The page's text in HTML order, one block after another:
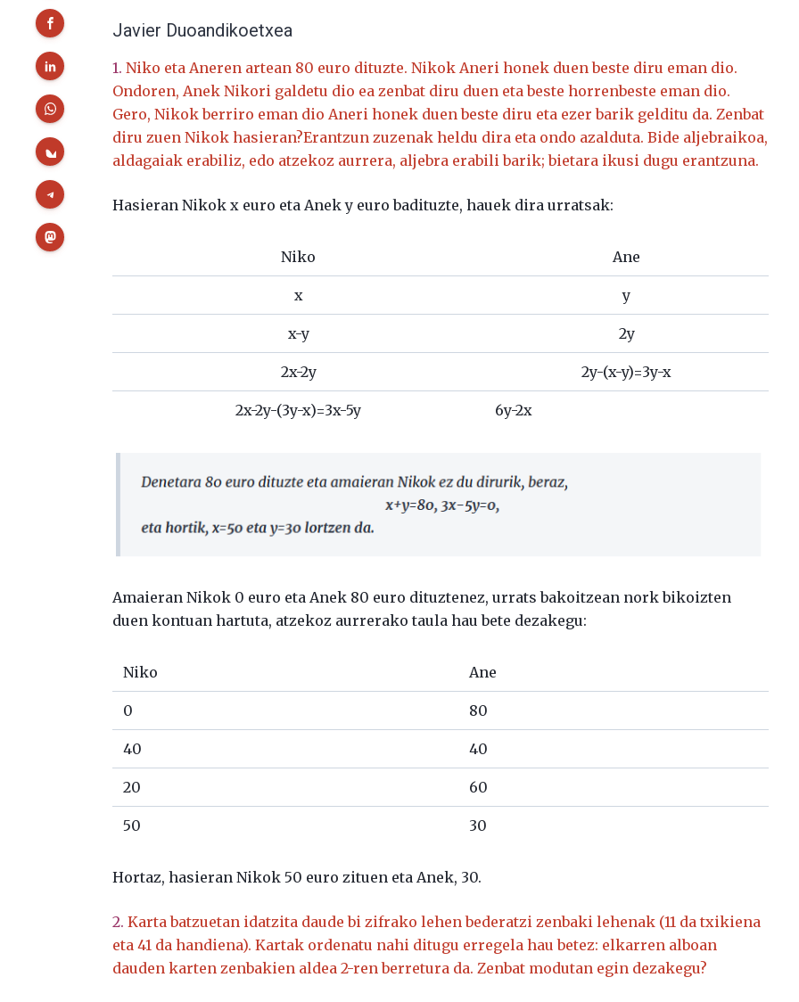
Javier Duoandikoetxea
1. Niko eta Aneren artean 80 euro dituzte. Nikok Aneri honek duen beste diru eman dio.
Ondoren, Anek Nikori galdetu dio ea zenbat diru duen eta beste horrenbeste eman dio.
Gero, Nikok berriro eman dio Aneri honek duen beste diru eta ezer barik gelditu da. Zenbat
diru zuen Nikok hasieran?Erantzun zuzenak heldu dira eta ondo azalduta. Bide aljebraikoa,
aldagaiak erabiliz, edo atzekoz aurrera, aljebra erabili barik; bietara ikusi dugu erantzuna.
Hasieran Nikok x euro eta Anek y euro badituzte, hauek dira urratsak:
Niko Ane
x y
x-y 2y
2x-2y 2y-(x-y)=3y-x
2x-2y-(3y-x)=3x-5y 6y-2x
Amaieran Nikok 0 euro eta Anek 80 euro dituztenez, urrats bakoitzean nork bikoizten
duen kontuan hartuta, atzekoz aurrerako taula hau bete dezakegu:
Niko Ane
0 80
40 40
20 60
50 30
Hortaz, hasieran Nikok 50 euro zituen eta Anek, 30.
2. Karta batzuetan idatzita daude bi zifrako lehen bederatzi zenbaki lehenak (11 da txikiena
eta 41 da handiena). Kartak ordenatu nahi ditugu erregela hau betez: elkarren alboan
dauden karten zenbakien aldea 2-ren berretura da. Zenbat modutan egin dezakegu?